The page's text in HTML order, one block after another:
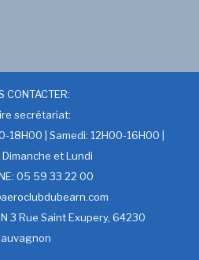
CONTACTER:
secrétariat:
18H00 | Samedi: 12H00-16H00 |
Dimanche et Lundi
05 59 33 22 00
3 Rue Saint Exupery, 64230